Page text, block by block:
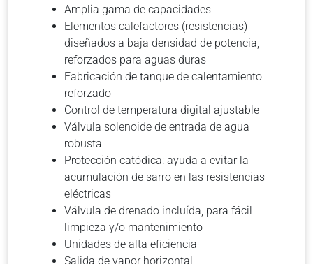
Amplia gama de capacidades
Elementos calefactores (resistencias)
diseñados a baja densidad de potencia,
reforzados para aguas duras
Fabricación de tanque de calentamiento
reforzado
Control de temperatura digital ajustable
Válvula solenoide de entrada de agua
robusta
Protección catódica: ayuda a evitar la
acumulación de sarro en las resistencias
eléctricas
Válvula de drenado incluída, para fácil
limpieza y/o mantenimiento
Unidades de alta eficiencia
Salida de vapor horizontal